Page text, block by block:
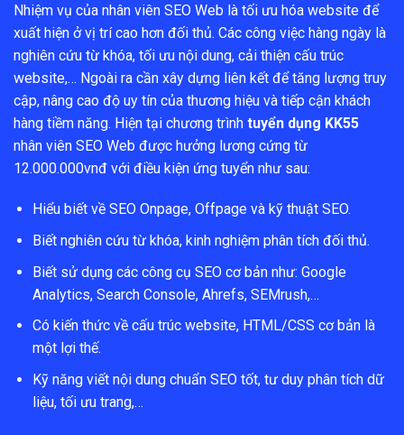
Nhiệm vụ của nhân viên SEO Web là tối ưu hóa website để
xuất hiện ở vị trí cao hơn đối thủ. Các công việc hàng ngày là
nghiên cứu từ khóa, tối ưu nội dung, cải thiện cấu trúc
website,… Ngoài ra cần xây dựng liên kết để tăng lượng truy
cập, nâng cao độ uy tín của thương hiệu và tiếp cận khách
hàng tiềm năng. Hiện tại chương trình tuyển dụng KK55
nhân viên SEO Web được hưởng lương cứng từ
12.000.000vnđ với điều kiện ứng tuyển như sau:
Hiểu biết về SEO Onpage, Offpage và kỹ thuật SEO.
Biết nghiên cứu từ khóa, kinh nghiệm phân tích đối thủ.
Biết sử dụng các công cụ SEO cơ bản như: Google
Analytics, Search Console, Ahrefs, SEMrush,…
Có kiến thức về cấu trúc website, HTML/CSS cơ bản là
một lợi thế.
Kỹ năng viết nội dung chuẩn SEO tốt, tư duy phân tích dữ
liệu, tối ưu trang,…